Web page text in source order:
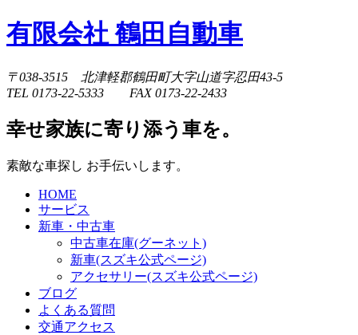
有限会社 鶴田自動車
〒038-3515 北津軽郡鶴田町大字山道字忍田43-5
TEL 0173-22-5333 FAX 0173-22-2433
幸せ家族に寄り添う車を。
素敵な車探し お手伝いします。
HOME
サービス
新車・中古車
中古車在庫(グーネット)
新車(スズキ公式ページ)
アクセサリー(スズキ公式ページ)
ブログ
よくある質問
交通アクセス